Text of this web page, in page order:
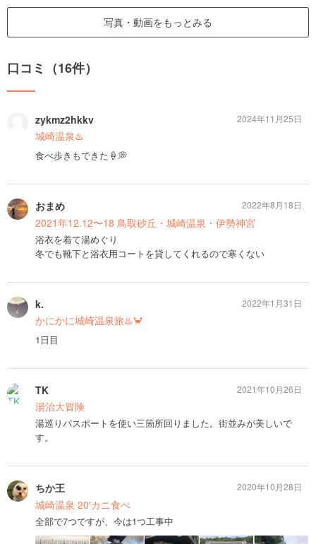
写真・動画をもっとみる
口コミ（16件）
zykmz2hkkv
城崎温泉♨️
食べ歩きもできた🍦💭
2024年11月25日
おまめ
2021年12.12〜18 鳥取砂丘・城崎温泉・伊勢神宮
浴衣を着て湯めぐり
冬でも靴下と浴衣用コートを貸してくれるので寒くない
2022年8月18日
k.
かにかに城崎温泉旅♨️🦀
1日目
2022年1月31日
TK
湯治大冒険
湯巡りパスポートを使い三箇所回りました。街並みが美しいで
す。
2021年10月26日
ちか王
城崎温泉 20′カニ食べ
全部で7つですが、今は1つ工事中
2020年10月28日